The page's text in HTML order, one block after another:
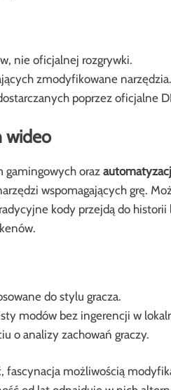
nie oficjalnej rozgrywki.
zmodyfikowane narzędzia.
poprzez oficjalne
wideo
gamingowych oraz
wspomagających grę.
kody przejdą do historii
do stylu gracza.
modów bez ingerencji w
o analizy zachowań graczy.
fascynacja możliwością